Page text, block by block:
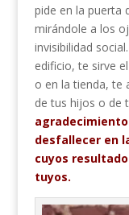
pide en la puerta
mirándole a los
invisibilidad
edificio, te sirve
o en la tienda, te
de tus hijos o de
desfallecer en
cuyos
tuyos.